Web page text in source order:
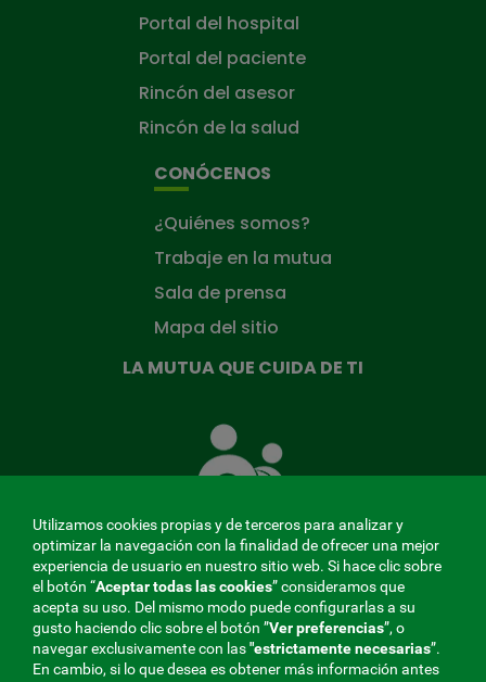
Portal del hospital
Portal del paciente
Rincón del asesor
Rincón de la salud
CONÓCENOS
¿Quiénes somos?
Trabaje en la mutua
Sala de prensa
Mapa del sitio
LA MUTUA QUE CUIDA DE TI
Mutua
que
ti
MENÚ
REDES
Utilizamos cookies propias y de terceros para analizar y
optimizar la navegación con la finalidad de ofrecer una mejor
experiencia de usuario en nuestro sitio web. Si hace clic sobre
el botón “Aceptar todas las cookies” consideramos que
acepta su uso. Del mismo modo puede configurarlas a su
gusto haciendo clic sobre el botón ”Ver preferencias”, o
navegar exclusivamente con las"estrictamentenecesarias”.
En cambio, si lo que desea es obtener más información antes